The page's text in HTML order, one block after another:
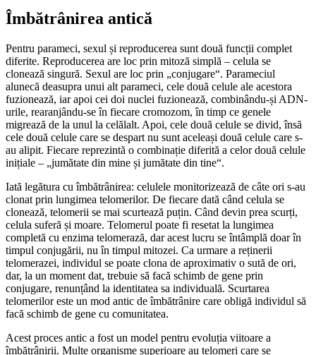
Îmbătrânirea antică
Pentru parameci, sexul și reproducerea sunt două funcții complet
diferite. Reproducerea are loc prin mitoză simplă – celula se
clonează singură. Sexul are loc prin „conjugare“. Parameciul
alunecă deasupra unui alt parameci, cele două celule ale acestora
fuzionează, iar apoi cei doi nuclei fuzionează, combinându-și ADN-
urile, rearanjându-se în fiecare cromozom, în timp ce genele
migrează de la unul la celălalt. Apoi, cele două celule se divid, însă
cele două celule care se despart nu sunt aceleași două celule care s-
au alipit. Fiecare reprezintă o combinație diferită a celor două celule
inițiale – „jumătate din mine și jumătate din tine“.
Iată legătura cu îmbătrânirea: celulele monitorizează de câte ori s-au
clonat prin lungimea telomerilor. De fiecare dată când celula se
clonează, telomerii se mai scurtează puțin. Când devin prea scurți,
celula suferă și moare. Telomerul poate fi resetat la lungimea
completă cu enzima telomerază, dar acest lucru se întâmplă doar în
timpul conjugării, nu în timpul mitozei. Ca urmare a reținerii
telomerazei, individul se poate clona de aproximativ o sută de ori,
dar, la un moment dat, trebuie să facă schimb de gene prin
conjugare, renunțând la identitatea sa individuală. Scurtarea
telomerilor este un mod antic de îmbătrânire care obligă individul să
facă schimb de gene cu comunitatea.
Acest proces antic a fost un model pentru evoluția viitoare a
îmbătrânirii. Multe organisme superioare au telomeri care se